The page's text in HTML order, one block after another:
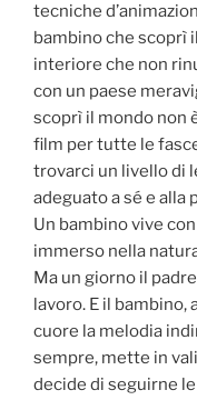
tecniche
bambino che scoprì
interiore che non
con un paese
scoprì il mondo non
film per tutte le
trovarci un livello di
adeguato a sé e alla
Un bambino vive
immerso nella
Ma un giorno il
lavoro. E il bambino,
cuore la melodia
sempre, mette in
decide di seguirne